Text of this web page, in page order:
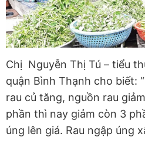
Chị Nguyễn Thị Tú – tiểu
quận Bình Thạnh cho biết:
rau củ tăng, nguồn rau
phần thì nay giảm còn 3
úng lên giá. Rau ngập úng